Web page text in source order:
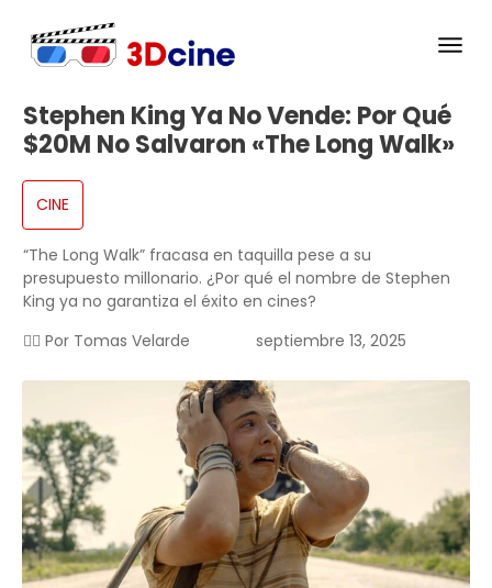
Stephen King Ya No Vende: Por Qué
$20M No Salvaron «The Long Walk»
CINE
“The Long Walk” fracasa en taquilla pese a su
presupuesto millonario. ¿Por qué el nombre de Stephen
King ya no garantiza el éxito en cines?
✍🏻 Por Tomas Velarde septiembre 13, 2025